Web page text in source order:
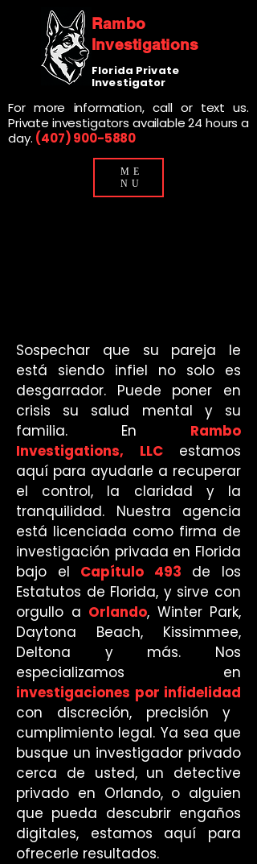
ME
NU
Rambo
Investigations
Florida Private
Investigator
For more information, call or text us.
Private investigators available 24 hours a
day. (407) 900-5880
Sospechar que su pareja le
está siendo infiel no solo es
desgarrador. Puede poner en
crisis su salud mental y su
familia. En Rambo
Investigations, LLCestamos
aquí para ayudarle a recuperar
el control, la claridad y la
tranquilidad. Nuestra agencia
está licenciada como firma de
investigación privada en Florida
bajo el Capítulo 493 de los
Estatutos de Florida, y sirve con
orgullo a Orlando, Winter Park,
Daytona Beach, Kissimmee,
Deltona y más. Nos
especializamos en
investigaciones por infidelidad
con discreción, precisión y
cumplimiento legal. Ya sea que
busque un investigador privado
cerca de usted, un detective
privado en Orlando, o alguien
que pueda descubrir engaños
digitales, estamos aquí para
ofrecerle resultados.